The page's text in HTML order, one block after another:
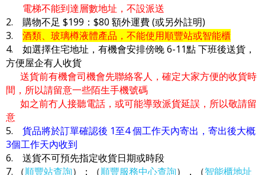
電梯不能到達層數地址，不設派送
2. 購物不足 $199：$80 額外運費 (或另外註明)
3. 酒類、玻璃樽液體產品，不能使用順豐站或智能櫃
4. 如選擇住宅地址，有機會安排傍晚 6-11點 下班後送貨，
方便屋企有人收貨
送貨前有機會司機會先聯絡客人，確定大家方便的收貨時
間，所以請留意一些陌生手機號碼
如之前冇人接聽電話，或可能導致派貨延誤，所以敬請留
意
5. 貨品將於訂單確認後 1至4 個工作天內寄出，寄出後大概
3個工作天內收到
6. 送貨不可預先指定收貨日期或時段
7. （順豐站查詢）；（順豐服務中心查詢），（智能櫃地址